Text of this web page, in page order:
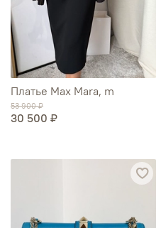
Платье Max Mara, m
53 900 ₽
30 500 ₽